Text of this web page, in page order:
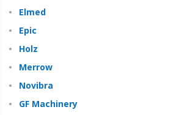
Elmed
Epic
Holz
Merrow
Novibra
GF Machinery